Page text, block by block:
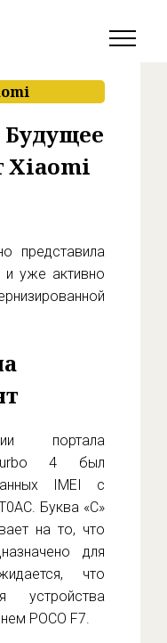
Будущее
Xiaomi
представила
и уже активно
портала
4 был
IMEI с
Буква «C»
на то, что
для
что
устройства
POCO F7.